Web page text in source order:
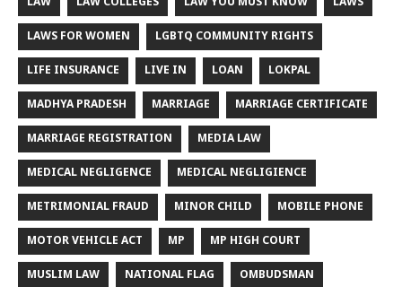
LAWS FOR WOMEN LGBTQ COMMUNITY RIGHTS
LIFE INSURANCE LIVE IN LOAN LOKPAL
MADHYA PRADESH MARRIAGE MARRIAGE CERTIFICATE
MARRIAGE REGISTRATION MEDIA LAW
MEDICAL NEGLIGENCE MEDICAL NEGLIGIENCE
METRIMONIAL FRAUD MINOR CHILD MOBILE PHONE
MOTOR VEHICLE ACT MP MP HIGH COURT
MUSLIM LAW NATIONAL FLAG OMBUDSMAN